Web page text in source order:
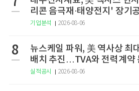
리콘 음극재·태양전지' 장기
기업분석 2026-08-06
8
뉴스케일 파워, 美 역사상 최
배치 추진…TVA와 전력계약
실적공시 2026-08-06